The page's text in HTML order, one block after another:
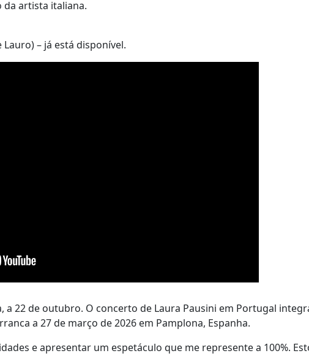
da artista italiana.
– já está disponível.
a 22 de outubro. O concerto de Laura Pausini em Portugal
a 27 de março de 2026 em Pamplona, Espanha.
e apresentar um espetáculo que me represente a 100%.